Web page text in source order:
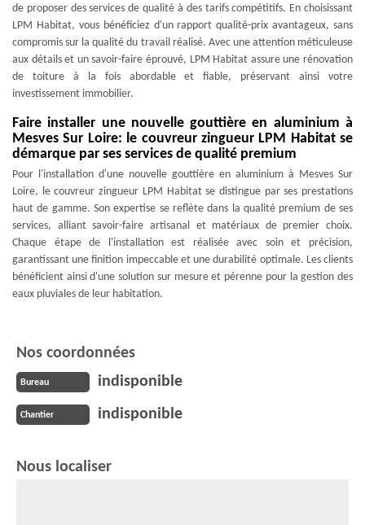
de proposer des services de qualité à des tarifs compétitifs. En choisissant
LPM Habitat, vous bénéficiez d'un rapport qualité-prix avantageux, sans
compromis sur la qualité du travail réalisé. Avec une attention méticuleuse
aux détails et un savoir-faire éprouvé, LPM Habitat assure une rénovation
de toiture à la fois abordable et fiable, préservant ainsi votre
investissement immobilier.
Faire installer une nouvelle gouttière en aluminium à
Mesves Sur Loire: le couvreur zingueur LPM Habitat se
démarque par ses services de qualité premium
Pour l'installation d'une nouvelle gouttière en aluminium à Mesves Sur
Loire, le couvreur zingueur LPM Habitat se distingue par ses prestations
haut de gamme. Son expertise se reflète dans la qualité premium de ses
services, alliant savoir-faire artisanal et matériaux de premier choix.
Chaque étape de l'installation est réalisée avec soin et précision,
garantissant une finition impeccable et une durabilité optimale. Les clients
bénéficient ainsi d'une solution sur mesure et pérenne pour la gestion des
eaux pluviales de leur habitation.
Nos coordonnées
Bureau indisponible
Chantier indisponible
Nous localiser